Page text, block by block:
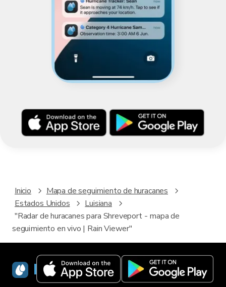
Inicio
Mapa de seguimiento de huracanes
Estados Unidos
Luisiana
"Radar de huracanes para Shreveport - mapa de
seguimiento en vivo | Rain Viewer"
RainViewer